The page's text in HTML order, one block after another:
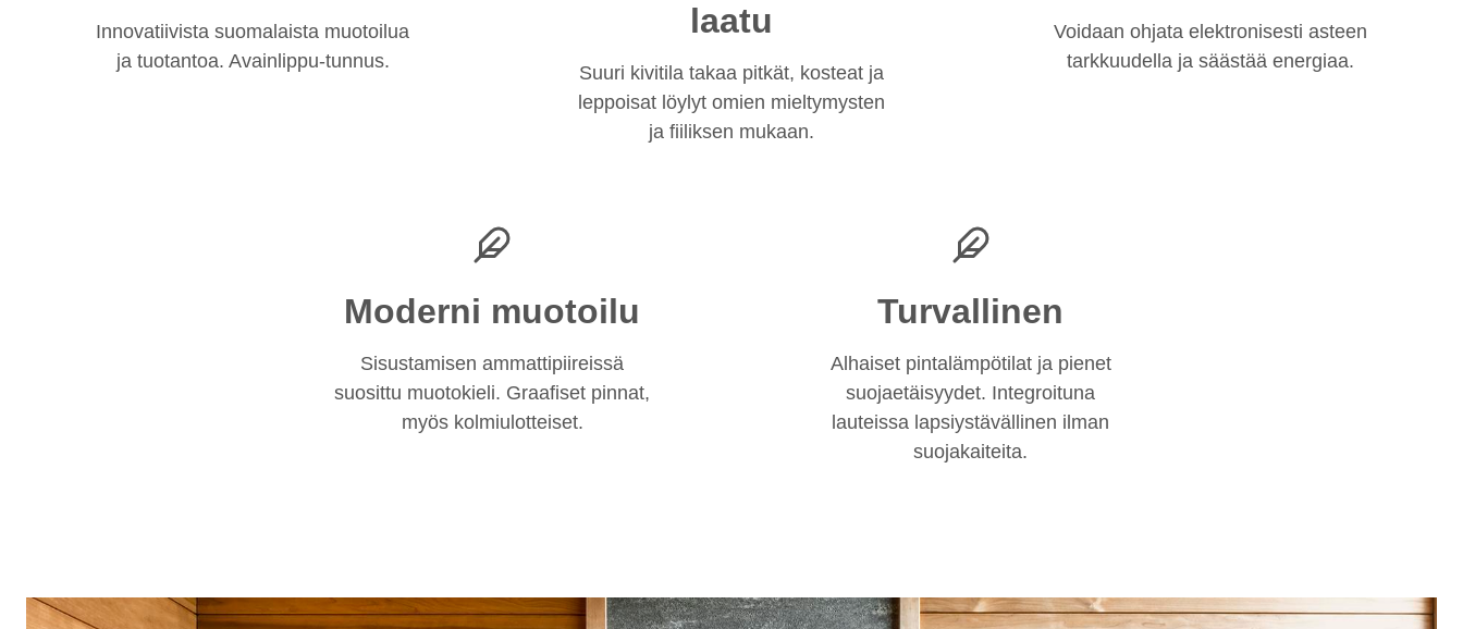
Innovatiivista suomalaista muotoilua
ja tuotantoa. Avainlippu-tunnus.
laatu
Suuri kivitila takaa pitkät, kosteat ja
leppoisat löylyt omien mieltymysten
ja fiiliksen mukaan.
Voidaan ohjata elektronisesti asteen
tarkkuudella ja säästää energiaa.
Moderni muotoilu
Sisustamisen ammattipiireissä
suosittu muotokieli. Graafiset pinnat,
myös kolmiulotteiset.
Turvallinen
Alhaiset pintalämpötilat ja pienet
suojaetäisyydet. Integroituna
lauteissa lapsiystävällinen ilman
suojakaiteita.